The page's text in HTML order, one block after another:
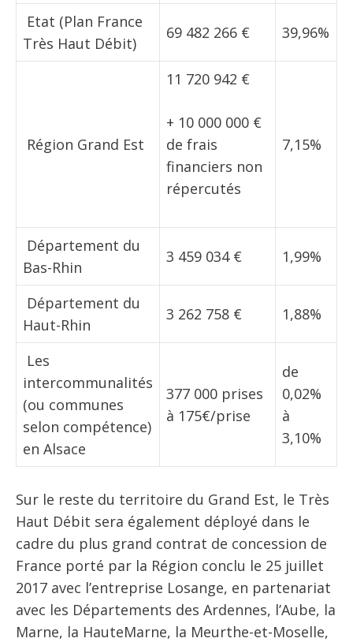
 Etat (Plan France
Très Haut Débit)
69 482 266 € 39,96%
 Région Grand Est
11 720 942 €
+ 10 000 000 €
de frais
financiers non
répercutés
7,15%
 Département du
Bas-Rhin
3 459 034 € 1,99%
 Département du
Haut-Rhin
3 262 758 € 1,88%
 Les
intercommunalités
(ou communes
selon compétence)
en Alsace
377 000 prises
à 175€/prise
de
0,02%
à
3,10%
Sur le reste du territoire du Grand Est, le Très
Haut Débit sera également déployé dans le
cadre du plus grand contrat de concession de
France porté par la Région conclu le 25 juillet
2017 avec l’entreprise Losange, en partenariat
avec les Départements des Ardennes, l’Aube, la
Marne, la HauteMarne, la Meurthe-et-Moselle,